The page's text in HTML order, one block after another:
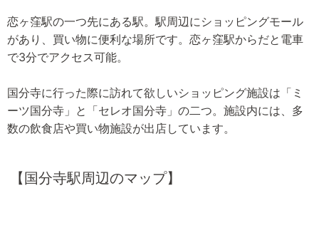
恋ヶ窪駅の一つ先にある駅。駅周辺にショッピングモール
があり、買い物に便利な場所です。恋ヶ窪駅からだと電車
で3分でアクセス可能。
国分寺に行った際に訪れて欲しいショッピング施設は「ミ
ーツ国分寺」と「セレオ国分寺」の二つ。施設内には、多
数の飲食店や買い物施設が出店しています。
【国分寺駅周辺のマップ】